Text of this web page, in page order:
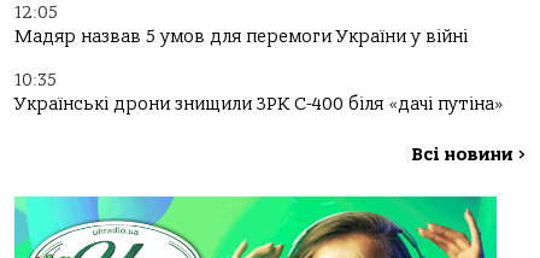
12:05
Мадяр назвав 5 умов для перемоги України у війні
10:35
Українські дрони знищили ЗРК С-400 біля «дачі путіна»
Всі новини >